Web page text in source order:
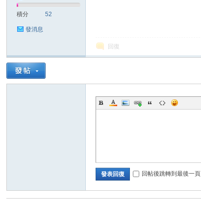
積分 52
發消息
回復
發表回復 回帖後跳轉到最後一頁